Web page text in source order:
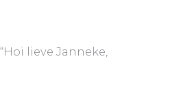
“Hoi lieve Janneke,